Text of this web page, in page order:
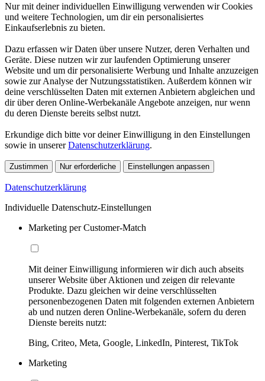
Nur mit deiner individuellen Einwilligung verwenden wir Cookies
und weitere Technologien, um dir ein personalisiertes
Einkaufserlebnis zu bieten.
Dazu erfassen wir Daten über unsere Nutzer, deren Verhalten und
Geräte. Diese nutzen wir zur laufenden Optimierung unserer
Website und um dir personalisierte Werbung und Inhalte anzuzeigen
sowie zur Analyse der Nutzungsstatistiken. Außerdem können wir
deine verschlüsselten Daten mit externen Anbietern abgleichen und
dir über deren Online-Werbekanäle Angebote anzeigen, nur wenn
du deren Dienste bereits selbst nutzt.
Erkundige dich bitte vor deiner Einwilligung in den Einstellungen
sowie in unsererDatenschutzerklärung.
Zustimmen Nur erforderliche Einstellungen anpassen
Datenschutzerklärung
Individuelle Datenschutz-Einstellungen
Marketing per Customer-Match
Mit deiner Einwilligung informieren wir dich auch abseits
unserer Website über Aktionen und zeigen dir relevante
Produkte. Dazu gleichen wir deine verschlüsselten
personenbezogenen Daten mit folgenden externen Anbietern
ab und nutzen deren Online-Werbekanäle, sofern du deren
Dienste bereits nutzt:
Bing, Criteo, Meta, Google, LinkedIn, Pinterest, TikTok
Marketing